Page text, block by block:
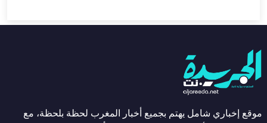
موقع إخباري شامل يهتم بجميع أخبار المغرب لحظة بلحظة، مع